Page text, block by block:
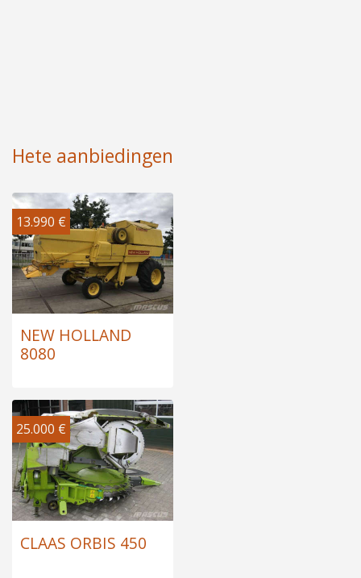
Hete aanbiedingen
NEW HOLLAND
8080
13.990 €
CLAAS ORBIS 450
25.000 €